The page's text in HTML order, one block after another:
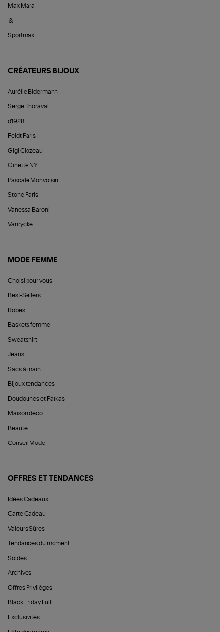
Max Mara
&
Sportmax
CRÉATEURS BIJOUX
Aurélie Bidermann
Serge Thoraval
d1928
Feidt Paris
Gigi Clozeau
Ginette NY
Pascale Monvoisin
Stone Paris
Vanessa Baroni
Vanrycke
MODE FEMME
Choisi pour vous
Best-Sellers
Robes
Baskets femme
Sweatshirt
Jeans
Sacs à main
Bijoux tendances
Doudounes et Parkas
Maison déco
Beauté
Conseil Mode
OFFRES ET TENDANCES
Idées Cadeaux
Carte Cadeau
Valeurs Sûres
Tendances du moment
Soldes
Archives
Offres Privilèges
Black Friday Lulli
Exclusivités